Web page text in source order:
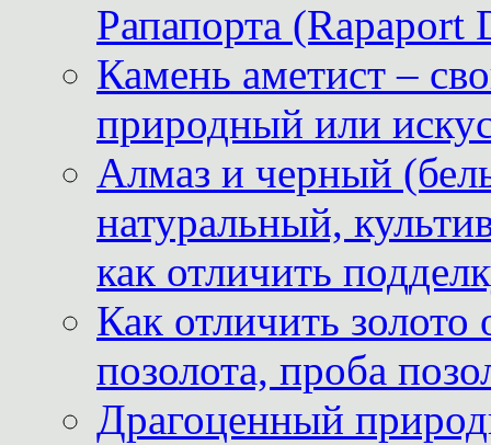
Рапапорта (Rapaport
Камень аметист –
природный или
Алмаз и черный
натуральный,
как отличить
Как отличить
позолота, проба
Драгоценный